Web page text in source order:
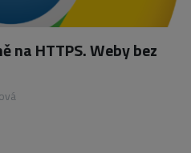
na HTTPS. Weby bez